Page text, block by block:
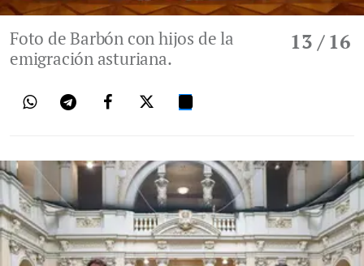
13 / 16
Foto de Barbón con hijos de la
emigración asturiana.